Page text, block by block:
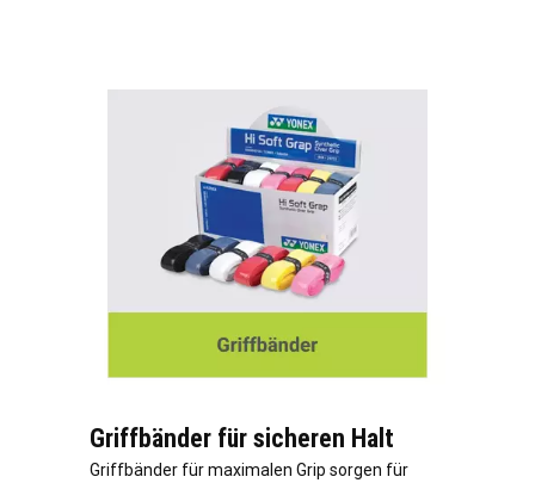
Griffbänder für sicheren Halt
Griffbänder für maximalen Grip sorgen für